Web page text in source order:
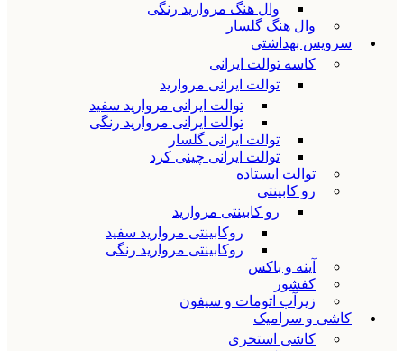
وال هنگ مروارید رنگی
وال هنگ گلسار
سرویس بهداشتی
کاسه توالت ایرانی
توالت ایرانی مروارید
توالت ایرانی مروارید سفید
توالت ایرانی مروارید رنگی
توالت ایرانی گلسار
توالت ایرانی چینی کرد
توالت ایستاده
رو کابینتی
رو کابینتی مروارید
روکابینتی مروارید سفید
روکابینتی مروارید رنگی
آینه و باکس
کفشور
زیرآب اتومات و سیفون
کاشی و سرامیک
کاشی استخری